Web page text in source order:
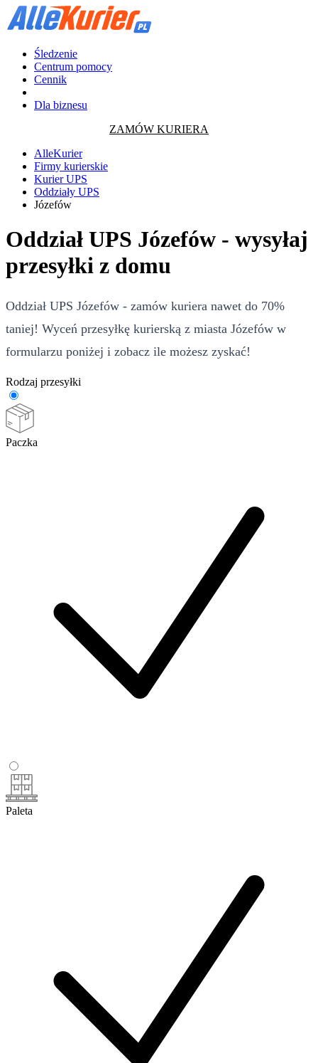
Śledzenie
Centrum pomocy
Cennik
Dla biznesu
ZAMÓW KURIERA
AlleKurier
Firmy kurierskie
Kurier UPS
Oddziały UPS
Józefów
Oddział UPS Józefów - wysyłaj
przesyłki z domu
Oddział UPS Józefów - zamów kuriera nawet do 70%
taniej! Wyceń przesyłkę kurierską z miasta Józefów w
formularzu poniżej i zobacz ile możesz zyskać!
Rodzaj przesyłki
Paczka
Paleta